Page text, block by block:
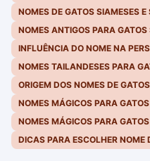
NOMES DE GATOS SIAMESES E
NOMES ANTIGOS PARA GATOS
INFLUÊNCIA DO NOME NA
NOMES TAILANDESES PARA
ORIGEM DOS NOMES DE
NOMES MÁGICOS PARA
NOMES MÁGICOS PARA
DICAS PARA ESCOLHER NOME